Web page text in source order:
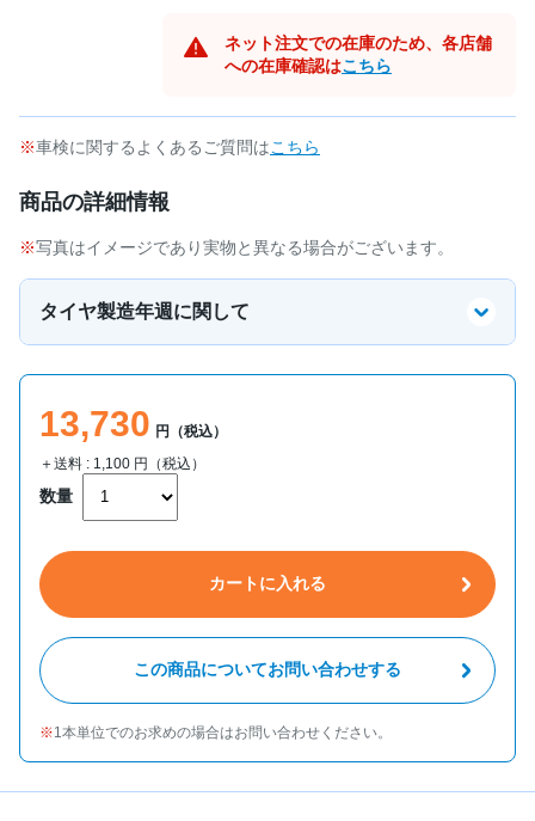
ネット注文での在庫のため、各店舗
への在庫確認はこちら
車検に関するよくあるご質問はこちら
商品の詳細情報
写真はイメージであり実物と異なる場合がございます。
タイヤ製造年週に関して
13,730 円（税込）
＋送料 : 1,100 円（税込）
数量
カートに入れる
この商品についてお問い合わせする
1本単位でのお求めの場合はお問い合わせください。